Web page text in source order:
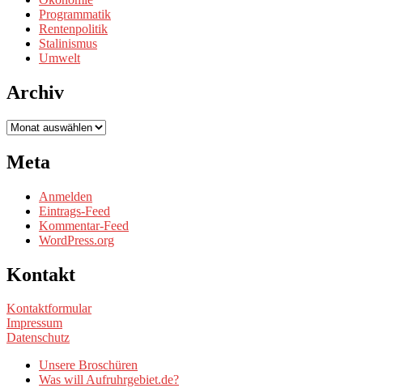
Programmatik
Rentenpolitik
Stalinismus
Umwelt
Archiv
Archiv
Meta
Anmelden
Eintrags-Feed
Kommentar-Feed
WordPress.org
Kontakt
Kontaktformular
Impressum
Datenschutz
Unsere Broschüren
Was will Aufruhrgebiet.de?